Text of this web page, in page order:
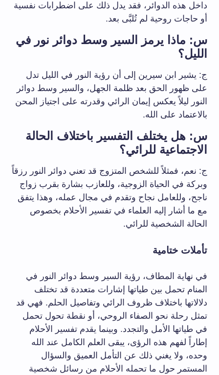
داخل هذه الدوائر، فقد يدل ذلك على اضطرابات نفسية
أو حاجات روحية لم تُلبَّى بعد.
س: ماذا يرمز السير وسط دوائر نور في
الليل؟
ج: يشير ابن سيرين إلى أن رؤية النور في الليل تدل
على ظهور الحق بعد ظلمة الجهل، والسير وسط دوائر
النور ليلاً يعكس إيمان الرائي وقدرته على اجتياز المحن
بالاعتماد على الله.
س: هل يختلف التفسير باختلاف الحالة
الاجتماعية للرائي؟
ج: نعم، فمثلاً للشخص المتزوج قد تعني دوائر النور رزقاً
وبركة في الحياة الزوجية، وللعازب بشارة بقرب زواج
ناجح، وللعامل نجاح وتقدم في مجال عمله، وهذا يتفق
مع ما أشار إليه العلماء في تفسير الأحلام بخصوص
الحالة الشخصية للرائي.
تأملات ختامية
في نهاية المطاف، رؤية السير وسط دوائر النور في
المنام تحمل بين طياتها إشارات متعددة قد تختلف
دلالاتها باختلاف ظروف الرائي وتفاصيل الحلم. فهي قد
تمثل رحلة نحو الصفاء الروحي، أو نقطة تحول تحمل
في طياتها الأمل والتجدد. وبينما يقدم تفسير الأحلام
إطاراً لفهم هذه الرؤى، يبقى العلم الكامل عند الله
وحده، ولا يغني ذلك عن التأمل العميق والسؤال
المستمر حول ما تحمله الأحلام من رسائل شخصية